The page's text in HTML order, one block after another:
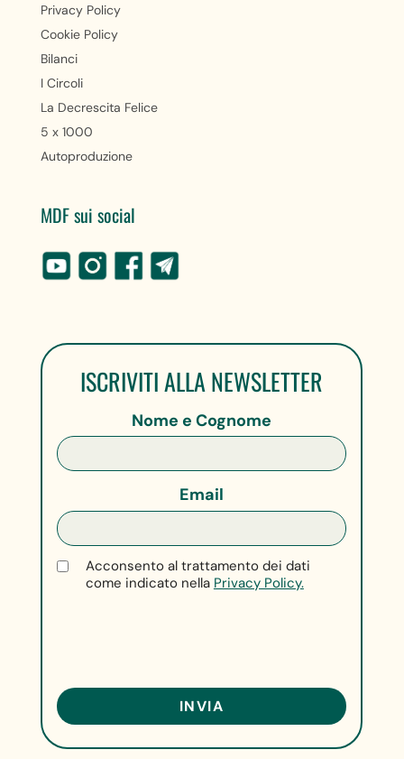
Privacy Policy
Cookie Policy
Bilanci
I Circoli
La Decrescita Felice
5 x 1000
Autoproduzione
MDF sui social
ISCRIVITI ALLA NEWSLETTER
Nome e Cognome
Email
Acconsento al trattamento dei dati
come indicato nella Privacy Policy.